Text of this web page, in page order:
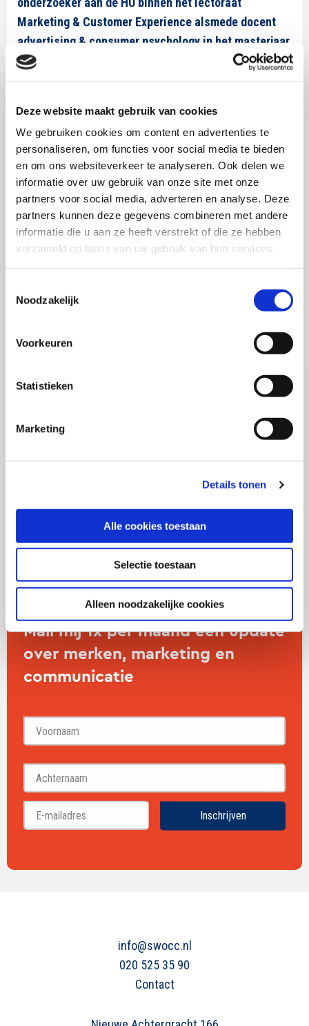
Deze website maakt gebruik van cookies
We gebruiken cookies om content en advertenties te
personaliseren, om functies voor social media te bieden
en om ons websiteverkeer te analyseren. Ook delen we
informatie over uw gebruik van onze site met onze
partners voor social media, adverteren en analyse. Deze
partners kunnen deze gegevens combineren met andere
informatie die u aan ze heeft verstrekt of die ze hebben
verzameld op basis van uw gebruik van hun services.
Noodzakelijk
Voorkeuren
Statistieken
Marketing
Details tonen
Alle cookies toestaan
Selectie toestaan
Alleen noodzakelijke cookies
Marketing & Customer Experience alsmede docent
advertising & consumer psychology in het masterjaar
aan de Universiteit Twente. Daarnaast is hij
commissaris en toezichthouder en jurylid voor de
behalen op het gebied van consumentenpsychologie
met het onderwerp hoe menselijke waarden het
consumentengedrag beïnvloeden. Zijn publicaties
daarover zijn te vinden in de Journal of Consumer
Behaviour en Journal of Brand Management. Hij won
samen met Daan Muntinga een best paper award op
de 5th International Consumer Brand Relations
Conference, Porto, Portugal op het gebied van de rol
van warmte en competentie in verschillende
productcategorieën. Ronald blogt geregeld op
Marketingfacts en dan met name de laatste tijd over
hoe duurzamer consumentengedrag te bevorderen is.
Neem contact op met Ronald
Voorn
linkedin
Mail mij 1x per maand een update
over merken, marketing en
communicatie
Voornaam
Achternaam
Inschrijven
info@swocc.nl
020 525 35 90
Contact